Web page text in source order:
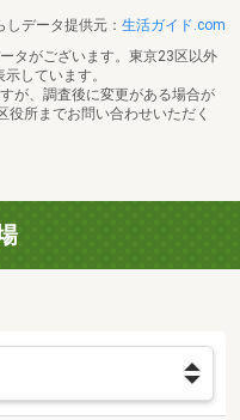
しデータ提供元： 生活ガイド.com
タがございます。東京23区以外
しています。
が、調査後に変更がある場合が
所までお問い合わせいただく